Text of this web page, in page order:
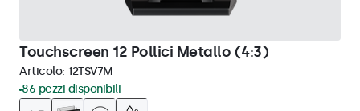
Touchscreen 12 Pollici Metallo (4:3)
Articolo: 12TSV7M
86 pezzi disponibili